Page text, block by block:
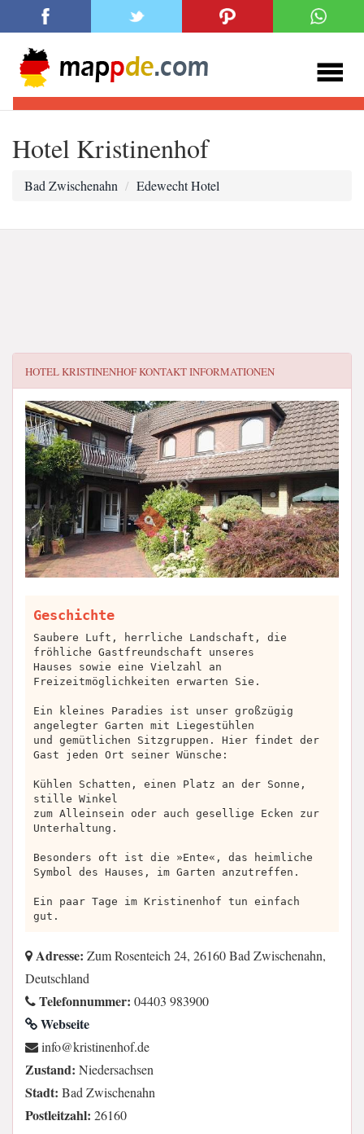
Hotel Kristinenhof
Bad Zwischenahn Edewecht Hotel
HOTEL KRISTINENHOFKONTAKT INFORMATIONEN
Geschichte
Saubere Luft, herrliche Landschaft, die
fröhliche Gastfreundschaft unseres
Hauses sowie eine Vielzahl an
Freizeitmöglichkeiten erwarten Sie.
Ein kleines Paradies ist unser großzügig
angelegter Garten mit Liegestühlen
und gemütlichen Sitzgruppen. Hier findet der
Gast jeden Ort seiner Wünsche:
Kühlen Schatten, einen Platz an der Sonne,
stille Winkel
zum Alleinsein oder auch gesellige Ecken zur
Unterhaltung.
Besonders oft ist die »Ente«, das heimliche
Symbol des Hauses, im Garten anzutreffen.
Ein paar Tage im Kristinenhof tun einfach
gut.
Adresse: Zum Rosenteich 24, 26160 Bad Zwischenahn,
Deutschland
Telefonnummer: 04403 983900
Webseite
ed.fohnenitsirk@ofni
Zustand: Niedersachsen
Stadt: Bad Zwischenahn
Postleitzahl: 26160